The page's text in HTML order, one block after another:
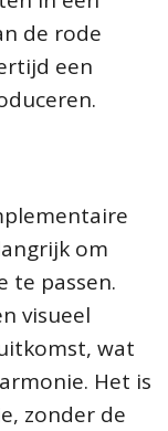
de rode
een
om
te passen.
visueel
wat
Het is
zonder de